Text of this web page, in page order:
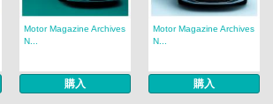
Motor Magazine Archives
N...
購入
Motor Magazine Archives
N...
購入